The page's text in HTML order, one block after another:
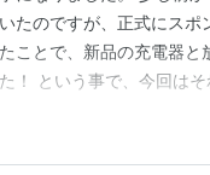
たのですが、正式にスポ
ことで、新品の充電器と
！ という事で、今回はそ
いう充電器とFD-200とい
充電可能な、最大20Aで